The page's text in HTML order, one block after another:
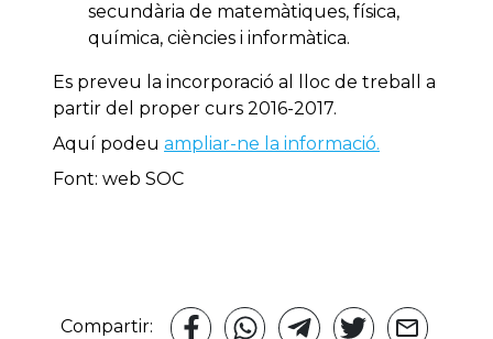
secundària de matemàtiques, física,
química, ciències i informàtica.
Es preveu la incorporació al lloc de treball a
partir del proper curs 2016-2017.
Aquí podeu ampliar-ne la informació.
Font: web SOC
Compartir: